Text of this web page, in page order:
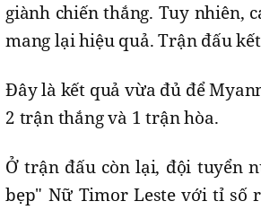
giành chiến thắng. Tuy nhiên,
mang lại hiệu quả. Trận đấu
Đây là kết quả vừa đủ để
2 trận thắng và 1 trận hòa.
Ở trận đấu còn lại, đội tuyển
bẹp" Nữ Timor Leste với tỉ số